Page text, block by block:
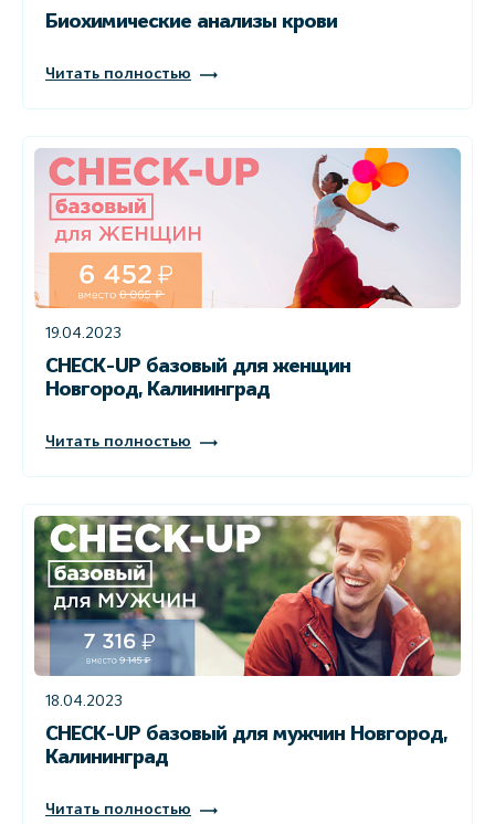
Биохимические анализы крови
Читать полностью
19.04.2023
CHECK-UP базовый для женщин
Новгород, Калининград
Читать полностью
18.04.2023
CHECK-UP базовый для мужчин Новгород,
Калининград
Читать полностью